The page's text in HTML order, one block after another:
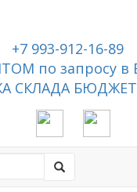
+7 993-912-16-89
по запросу в
СКЛАДА